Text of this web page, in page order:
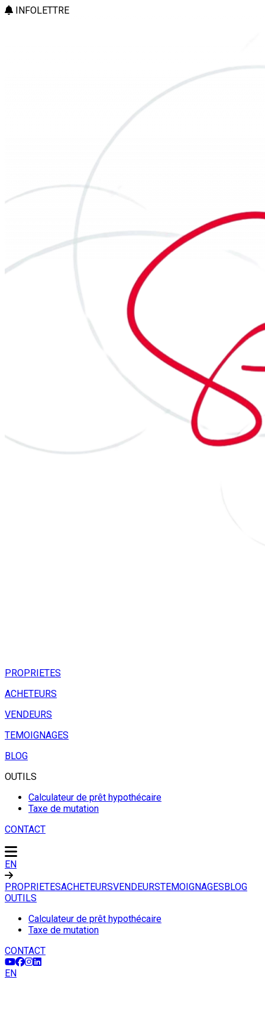
INFOLETTRE
PROPRIETES
ACHETEURS
VENDEURS
TEMOIGNAGES
BLOG
OUTILS
Calculateur de prêt hypothécaire
Taxe de mutation
CONTACT
EN
PROPRIETESACHETEURSVENDEURSTEMOIGNAGESBLOG
OUTILS
Calculateur de prêt hypothécaire
Taxe de mutation
CONTACT
EN